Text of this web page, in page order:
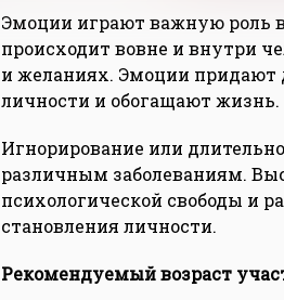
Эмоции играют важную роль
происходит вовне и внутри
и желаниях. Эмоции придают
личности и обогащают жизнь.
Игнорирование или
различным заболеваниям.
психологической свободы и
становления личности.
Рекомендуемый возраст